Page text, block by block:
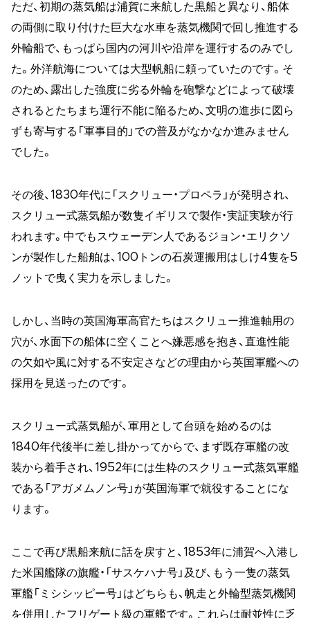
ただ、初期の蒸気船は浦賀に来航した黒船と異なり、船体
の両側に取り付けた巨大な水車を蒸気機関で回し推進する
外輪船で、もっぱら国内の河川や沿岸を運行するのみでし
た。外洋航海については大型帆船に頼っていたのです。そ
のため、露出した強度に劣る外輪を砲撃などによって破壊
されるとたちまち運行不能に陥るため、文明の進歩に図ら
ずも寄与する「軍事目的」での普及がなかなか進みません
でした。
その後、1830年代に「スクリュー・プロペラ」が発明され、
スクリュー式蒸気船が数隻イギリスで製作・実証実験が行
われます。中でもスウェーデン人であるジョン・エリクソ
ンが製作した船舶は、100トンの石炭運搬用はしけ4隻を5
ノットで曳く実力を示しました。
しかし、当時の英国海軍高官たちはスクリュー推進軸用の
穴が、水面下の船体に空くことへ嫌悪感を抱き、直進性能
の欠如や風に対する不安定さなどの理由から英国軍艦への
採用を見送ったのです。
スクリュー式蒸気船が、軍用として台頭を始めるのは
1840年代後半に差し掛かってからで、まず既存軍艦の改
装から着手され、1952年には生粋のスクリュー式蒸気軍艦
である「アガメムノン号」が英国海軍で就役することにな
ります。
ここで再び黒船来航に話を戻すと、1853年に浦賀へ入港し
た米国艦隊の旗艦・「サスケハナ号」及び、もう一隻の蒸気
軍艦「ミシシッピー号」はどちらも、帆走と外輪型蒸気機関
を併用したフリゲート級の軍艦です。これらは耐並性に乏